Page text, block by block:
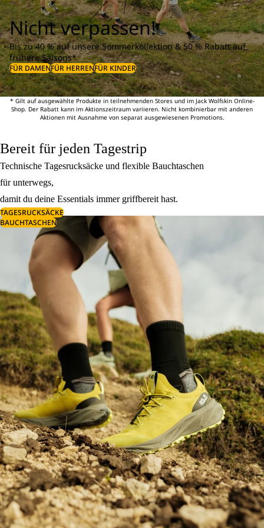
Nicht verpassen!
Bis zu 40 % auf unsere Sommerkollektion & 50 % Rabatt auf
frühere Saisons*
FÜR DAMENFÜR HERRENFÜR KINDER
* Gilt auf ausgewählte Produkte in teilnehmenden Stores und im Jack Wolfskin Online-
Shop. Der Rabatt kann im Aktionszeitraum variieren. Nicht kombinierbar mit anderen
Aktionen mit Ausnahme von separat ausgewiesenen Promotions.
Bereit für jeden Tagestrip
Technische Tagesrucksäcke und flexible Bauchtaschen
für unterwegs,
damit du deine Essentials immer griffbereit hast.
TAGESRUCKSÄCKE
BAUCHTASCHEN